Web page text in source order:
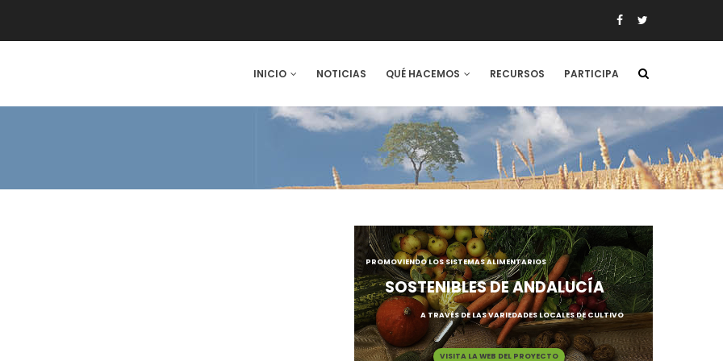
INICIO NOTICIAS QUÉ HACEMOS RECURSOS PARTICIPA
PROMOVIENDO LOS SISTEMAS ALIMENTARIOS
SOSTENIBLES DE ANDALUCÍA
A TRAVÉS DE LAS VARIEDADES LOCALES DE CULTIVO
VISITA LA WEB DEL PROYECTO